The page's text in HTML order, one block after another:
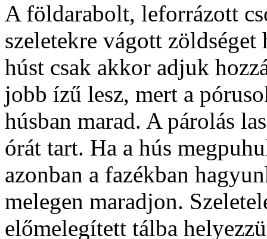
A földarabolt, leforrázott
szeletekre vágott
húst csak akkor adjuk
jobb ízű lesz, mert a
húsban marad. A párolás
órát tart. Ha a hús
azonban a fazékban
melegen maradjon.
előmelegített tálba